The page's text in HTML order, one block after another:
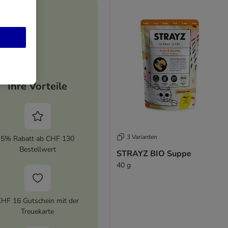
Ihre Vorteile
5% Rabatt ab CHF 130
Bestellwert
16 Gutschein mit der
Treuekarte
3 Varianten
STRAYZ BIO Suppe
40 g